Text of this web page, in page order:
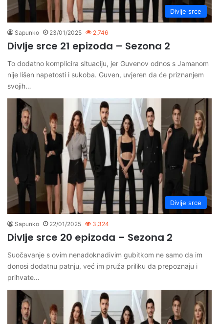
Divlje srce
Sapunko 23/01/2025 2,746
Divlje srce 21 epizoda – Sezona 2
To dodatno komplicira situaciju, jer Guvenov odnos s Jamanom
nije lišen napetosti i sukoba. Guven, uvjeren da će priznanjem
svojih…
Divlje srce
Sapunko 22/01/2025 3,324
Divlje srce 20 epizoda – Sezona 2
Suočavanje s ovim nenadoknadivim gubitkom ne samo da im
donosi dodatnu patnju, već im pruža priliku da prepoznaju i
prihvate…